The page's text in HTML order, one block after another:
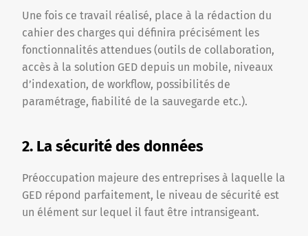
Une fois ce travail réalisé, place à la rédaction du
cahier des charges qui définira précisément les
fonctionnalités attendues (outils de collaboration,
accès à la solution GED depuis un mobile, niveaux
d’indexation, de workflow, possibilités de
paramétrage, fiabilité de la sauvegarde etc.).
2. La sécurité des données
Préoccupation majeure des entreprises à laquelle la
GED répond parfaitement, le niveau de sécurité est
un élément sur lequel il faut être intransigeant.